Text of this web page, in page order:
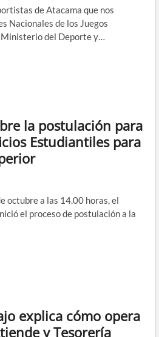
de Atacama que nos
Nacionales de los Juegos
del Deporte y…
la postulación para
Estudiantiles para
octubre a las 14.00 horas, el
el proceso de postulación a la
explica cómo opera
y Tesorería